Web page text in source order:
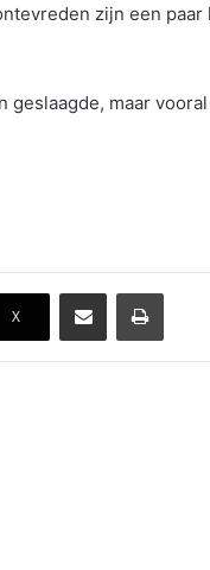
zijn een
geslaagde, maar
X
Delen via Email Print